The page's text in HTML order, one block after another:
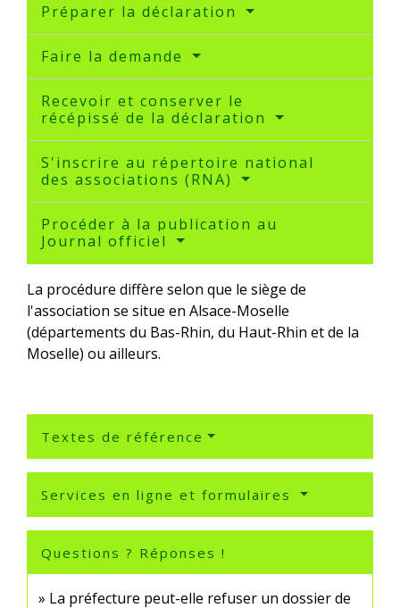
Préparer la déclaration
Faire la demande
Recevoir et conserver le
récépissé de la déclaration
S'inscrire au répertoire national
des associations (RNA)
Procéder à la publication au
Journal officiel
La procédure diffère selon que le siège de
l'association se situe en Alsace-Moselle
(départements du Bas-Rhin, du Haut-Rhin et de la
Moselle) ou ailleurs.
Textes de référence
Services en ligne et formulaires
Questions ? Réponses !
La préfecture peut-elle refuser un dossier de